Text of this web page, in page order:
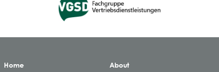
Home About